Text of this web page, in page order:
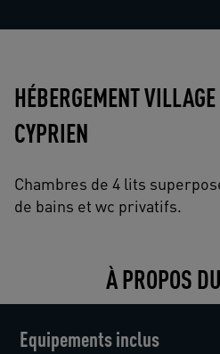
HÉBERGEMENT
CYPRIEN
Chambres de 4 lits
de bains et wc privatifs.
À PROPOS
Equipements inclus